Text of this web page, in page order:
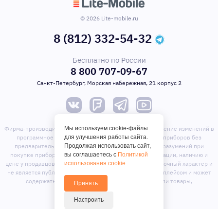
© 2026 Lite-mobile.ru
8 (812) 332-54-32
Бесплатно по России
8 800 707-09-67
Санкт-Петербург, Морская набережная, 21 корпус 2
Фирма-производитель оставляет за собой право на внесение изменений в
программное обеспечение, дизайн и комплектацию приборов без
предварительного уведомления. Во избежание недоразумений при
покупке приборов уточняйте информацию о комплектации, наличию и
цене у продавцов. Вся информация на сайте носит справочный характер и
не является публичной офертой. Сайт является маркет-плейсом и может
содержать предложения сторонних продавцов или товары,
отсутствующие на складе магазина.
Мы используем cookie-файлы
для улучшения работы сайта.
Продолжая использовать сайт,
вы соглашаетесь с Политикой
использования cookie.
Принять
Настроить